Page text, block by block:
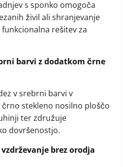
s sponko omogoča
živil ali shranjevanje
rešitev za
barvi z dodatkom črne
v srebrni barvi v
stekleno nosilno ploščo
ter združuje
dovršenostjo.
brez orodja